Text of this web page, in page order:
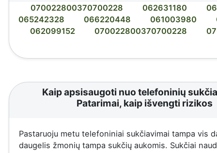
070022800370700228 062631180
065242328
066220448 061003980
062099152
070022800370700228
Kaip apsisaugoti nuo telefoninių
Patarimai, kaip išvengti rizikos
Pastaruoju metu telefoniniai sukčiavimai tampa vis
daugelis žmonių tampa sukčių aukomis. Sukčiai